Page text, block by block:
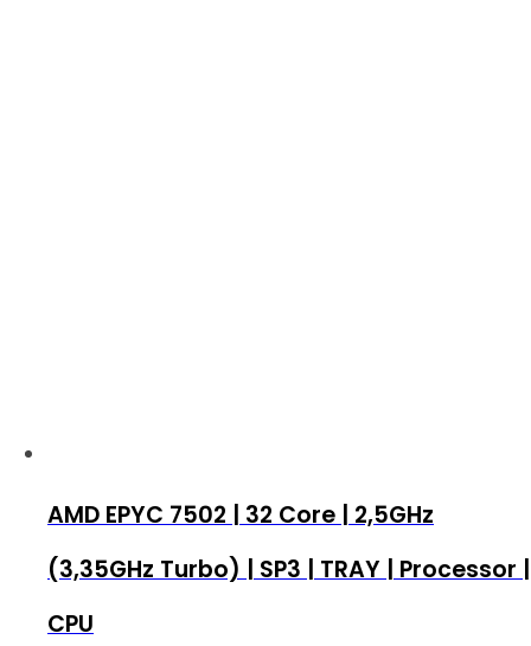
AMD EPYC 7502 | 32 Core | 2,5GHz
(3,35GHz Turbo) | SP3 | TRAY | Processor |
CPU